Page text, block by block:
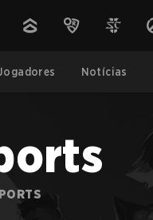
Notícias